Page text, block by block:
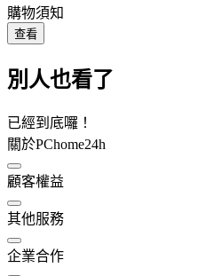
購物須知
查看
別人也看了
已經到底囉！
關於PChome24h
顧客權益
其他服務
企業合作